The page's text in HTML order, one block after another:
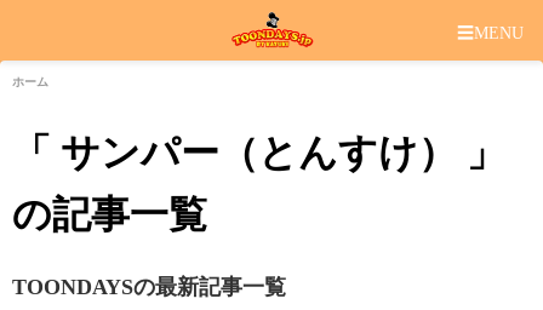
☰MENU
ホーム
「 サンパー（とんすけ） 」
の記事一覧
TOONDAYSの最新記事一覧